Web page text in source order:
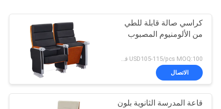
كراسي صالة قابلة للطي
من الألومنيوم المصبوب
USD105-115/pcs MOQ:100 قطعة
الاتصال
قاعة المدرسة الثانوية بلون